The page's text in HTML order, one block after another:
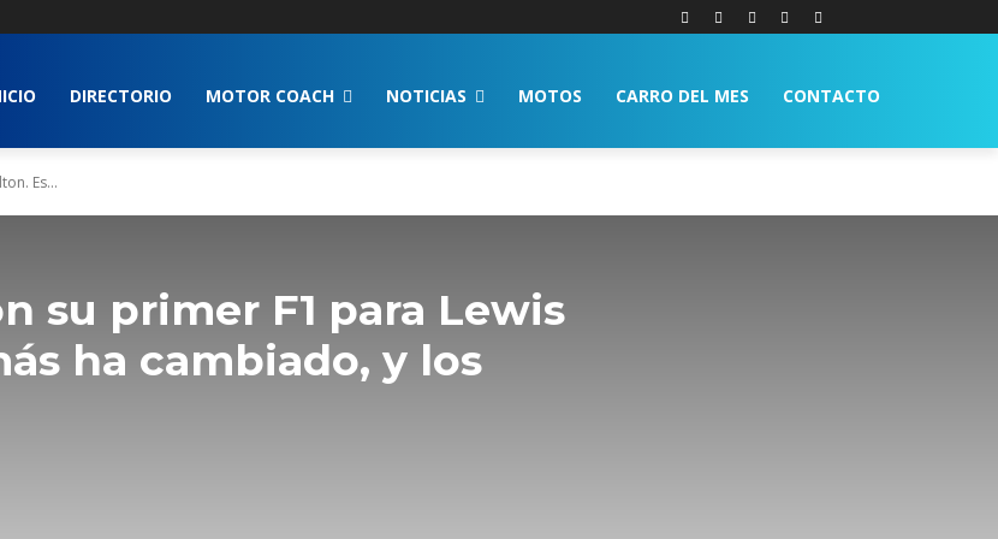
DIRECTORIO MOTOR COACH NOTICIAS MOTOS CARRO DEL MES CONTACTO
Es...
su primer F1 para Lewis
ha cambiado, y los